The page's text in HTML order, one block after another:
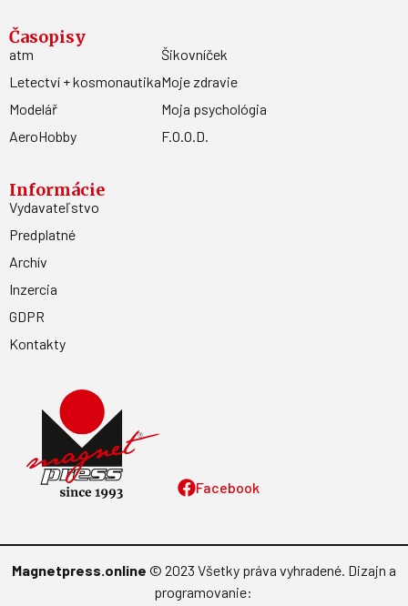
Facebook
Časopisy
atm
Letectví + kosmonautika
Modelář
AeroHobby
Šikovníček
Moje zdravie
Moja psychológia
F.O.O.D.
Informácie
Vydavateľstvo
Predplatné
Archív
Inzercia
GDPR
Kontakty
Magnetpress.online © 2023 Všetky práva vyhradené. Dizajn a
programovanie: